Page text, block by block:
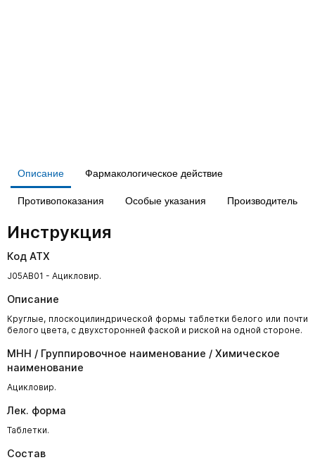
Описание Фармакологическое действие
Противопоказания Особые указания Производитель
Инструкция
Код АТХ
J05AB01 - Ацикловир.
Описание
Круглые, плоскоцилиндрической формы таблетки белого или почти
белого цвета, с двухсторонней фаской и риской на одной стороне.
МНН / Группировочное наименование / Химическое
наименование
Ацикловир.
Лек. форма
Таблетки.
Состав